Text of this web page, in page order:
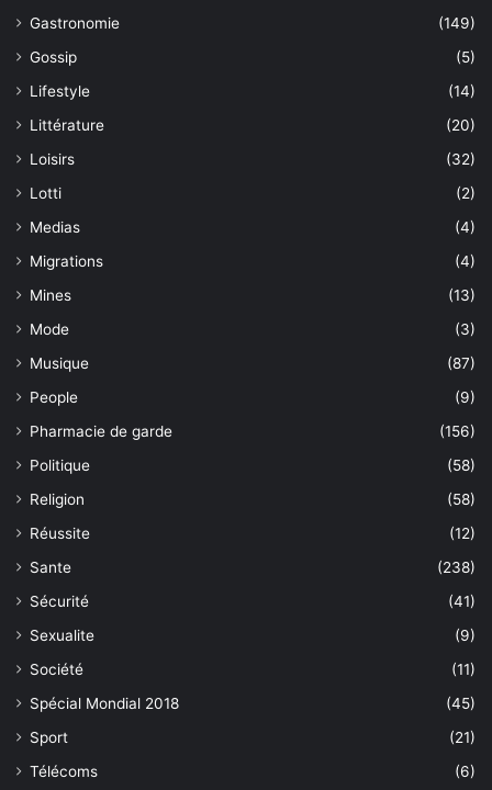
Gastronomie
(149)
Gossip
(5)
Lifestyle
(14)
Littérature
(20)
Loisirs
(32)
Lotti
(2)
Medias
(4)
Migrations
(4)
Mines
(13)
Mode
(3)
Musique
(87)
People
(9)
Pharmacie de garde
(156)
Politique
(58)
Religion
(58)
Réussite
(12)
Sante
(238)
Sécurité
(41)
Sexualite
(9)
Société
(11)
Spécial Mondial 2018
(45)
Sport
(21)
Télécoms
(6)